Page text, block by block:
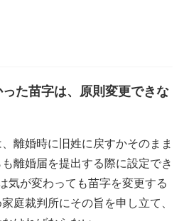
た苗字は、原則変更できな
離婚時に旧姓に戻すかそのまま
離婚届を提出する際に設定でき
気が変わっても苗字を変更する
庭裁判所にその旨を申し立て、